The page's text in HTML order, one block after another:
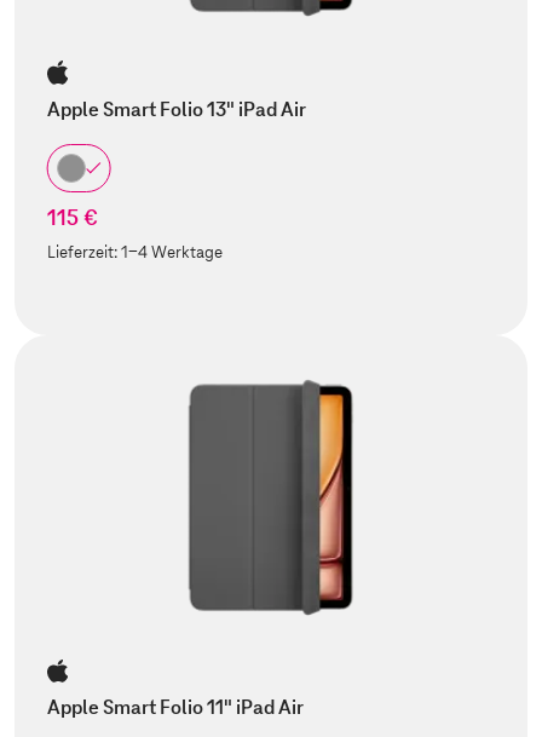
Apple Smart Folio 13" iPad Air
115 €
Lieferzeit:1-4 Werktage
Apple Smart Folio 11" iPad Air